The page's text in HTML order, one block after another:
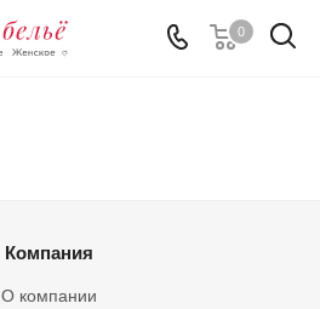
0
Компания
О компании